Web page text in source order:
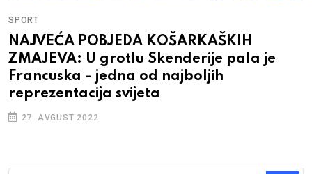
SPORT
BIH SE VOLI I U ŠIROKOM BRIJEGU:
Košarkaške Zmajeve na putu za EP
podržava i firma Hering, iz KS BIH stiglo
veliko hvala
22. AVGUST 2022.